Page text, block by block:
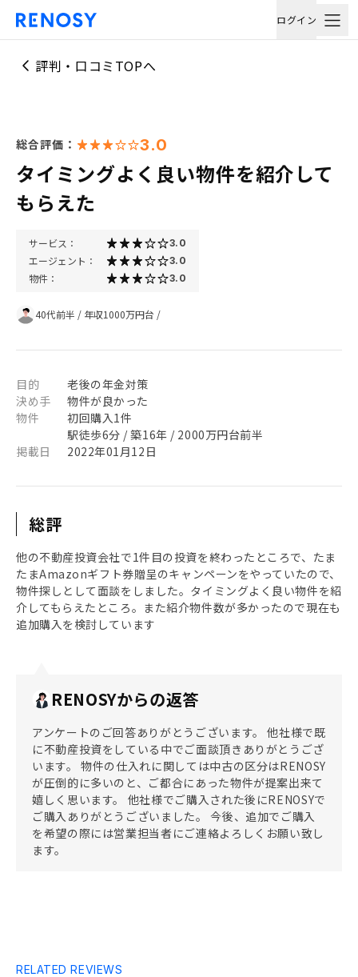
ログイン
評判・口コミTOPへ
総合評価： 3.0
タイミングよく良い物件を紹介して
もらえた
サービス： 3.0
エージェント： 3.0
物件： 3.0
40代前半 / 年収1000万円台 /
目的
老後の年金対策
決め手
物件が良かった
物件
初回購入1件
駅徒歩6分 / 築16年 / 2000万円台前半
掲載日
2022年01月12日
総評
他の不動産投資会社で1件目の投資を終わったところで、たま
たまAmazonギフト券贈呈のキャンペーンをやっていたので、
物件探しとして面談をしました。タイミングよく良い物件を紹
介してもらえたところ。また紹介物件数が多かったので現在も
追加購入を検討しています
RENOSYからの返答
アンケートのご回答ありがとうございます。 他社様で既
に不動産投資をしている中でご面談頂きありがとうござ
います。 物件の仕入れに関しては中古の区分はRENOSY
が圧倒的に多いのと、ご都合にあった物件が提案出来て
嬉しく思います。 他社様でご購入された後にRENOSYで
ご購入ありがとうございました。 今後、追加でご購入
を希望の際には営業担当者にご連絡よろしくお願い致し
ます。
RELATED REVIEWS